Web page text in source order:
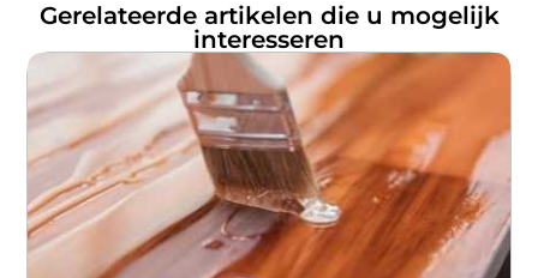
Gerelateerde artikelen die u mogelijk
interesseren